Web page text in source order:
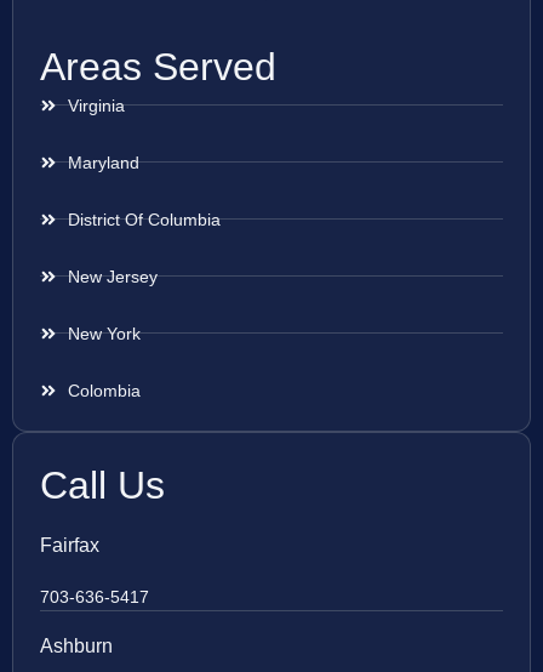
Areas Served
Virginia
Maryland
District Of Columbia
New Jersey
New York
Colombia
Call Us
Fairfax
703-636-5417
Ashburn